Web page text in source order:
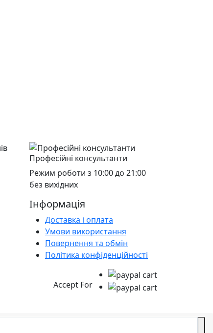
Професійні консультанти
Режим роботи з 10:00 до 21:00
без вихідних
Інформація
Доставка і оплата
Умови використання
Повернення та обмін
Політика конфіденційності
Accept For